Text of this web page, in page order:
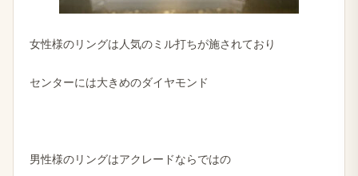
女性様のリングは人気のミル打ちが施されており
センターには大きめのダイヤモンド
男性様のリングはアクレードならではの